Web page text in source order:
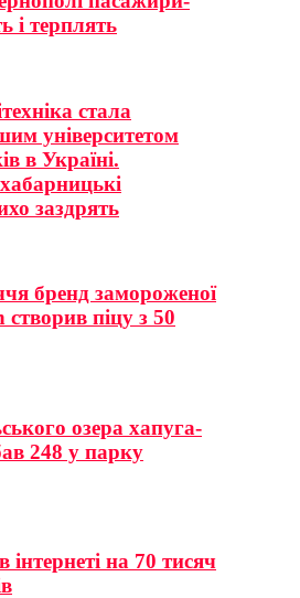
і терплять
стала
університетом
в Україні.
заздрять
бренд замороженої
піцу з 50
озера хапуга-
248 у парку
на 70 тисяч